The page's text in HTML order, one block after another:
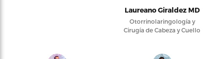
Laureano Giraldez MD
Otorrinolaringología y
Cirugía de Cabeza y Cuello